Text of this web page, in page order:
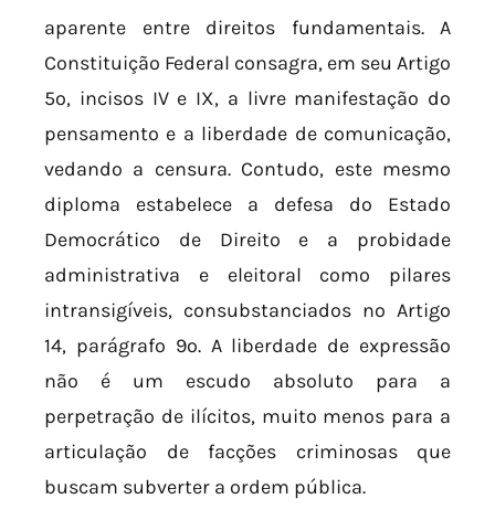
aparente entre direitos fundamentais. A
Constituição Federal consagra, em seu Artigo
5º, incisos IV e IX, a livre manifestação do
pensamento e a liberdade de comunicação,
vedando a censura. Contudo, este mesmo
diploma estabelece a defesa do Estado
Democrático de Direito e a probidade
administrativa e eleitoral como pilares
intransigíveis, consubstanciados no Artigo
14, parágrafo 9º. A liberdade de expressão
não é um escudo absoluto para a
perpetração de ilícitos, muito menos para a
articulação de facções criminosas que
buscam subverter a ordem pública.